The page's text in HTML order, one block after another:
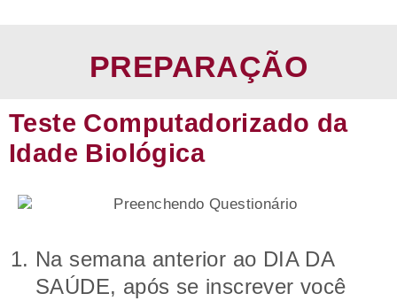
PREPARAÇÃO
Teste Computadorizado da
Idade Biológica
Na semana anterior ao DIA DA
SAÚDE, após se inscrever você